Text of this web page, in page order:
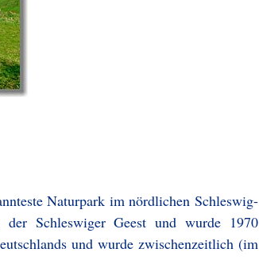
Naturpark im nördlichen Schleswig-
Schleswiger Geest und wurde 1970
und wurde zwischenzeitlich (im